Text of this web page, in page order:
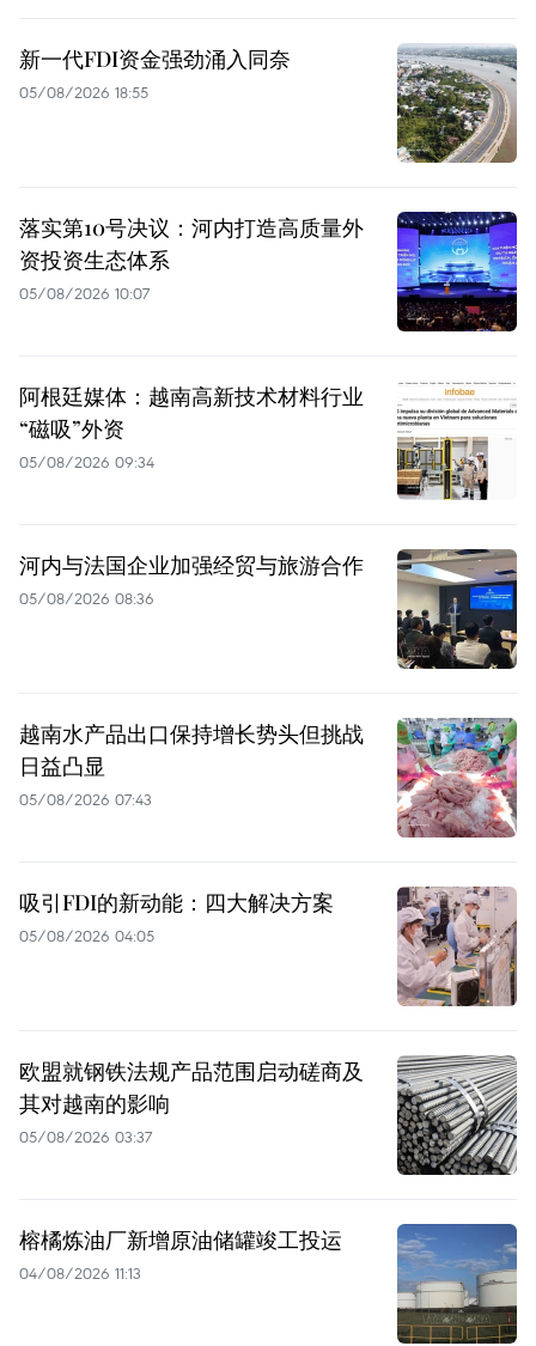
新一代FDI资金强劲涌入同奈
05/08/2026 18:55
落实第10号决议：河内打造高质量外
资投资生态体系
05/08/2026 10:07
阿根廷媒体：越南高新技术材料行业
“磁吸”外资
05/08/2026 09:34
河内与法国企业加强经贸与旅游合作
05/08/2026 08:36
越南水产品出口保持增长势头但挑战
日益凸显
05/08/2026 07:43
吸引FDI的新动能：四大解决方案
05/08/2026 04:05
欧盟就钢铁法规产品范围启动磋商及
其对越南的影响
05/08/2026 03:37
榕橘炼油厂新增原油储罐竣工投运
04/08/2026 11:13